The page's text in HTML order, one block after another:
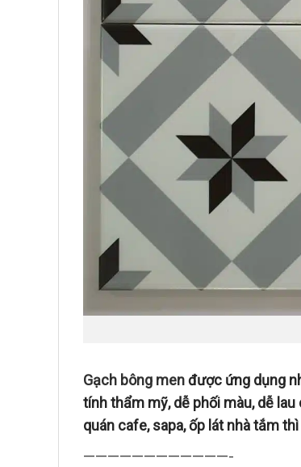
Gạch bông menđược ứng dụng
tính thẩm mỹ, dễ phối màu, dễ
quán cafe, sapa, ốp lát nhà tắm
————————————-